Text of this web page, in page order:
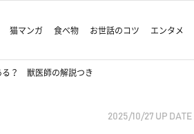
猫マンガ 食べ物 お世話のコツ エンタメ
る？ 獣医師の解説つき
2025/10/27 UP DATE